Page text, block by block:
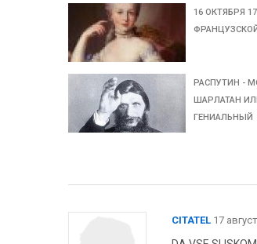
16 ОКТЯБРЯ
РАСПУТИН -
ШАРЛАТАН
ГЕНИАЛЬНЫЙ
CITATEL17